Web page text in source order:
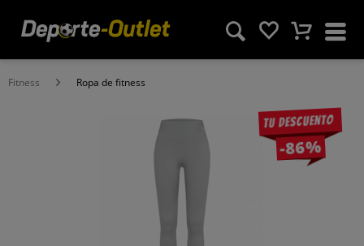
Fitness Ropa de fitness
Tu descuento
-86%